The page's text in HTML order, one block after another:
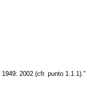
2002 (cfr. punto 1.1.1)."